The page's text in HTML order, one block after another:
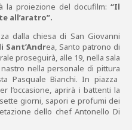
la proiezione del docufilm: “Il
all’aratro”.
dalla chiesa di San Giovanni
Sant’Andrea, Santo patrono di
proseguirà, alle 19, nella sala
nella personale di pittura
Pasquale Bianchi. In piazza
l’occasione, aprirà i battenti la
giorni, sapori e profumi dei
dello chef Antonello Di